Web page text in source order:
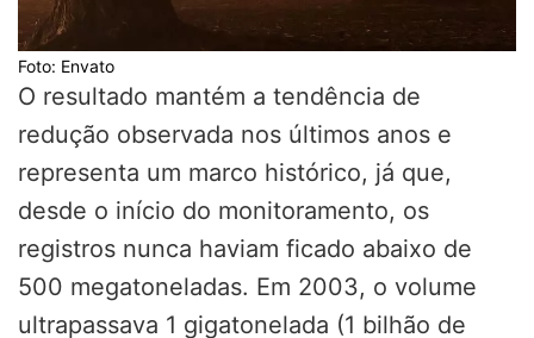
Foto: Envato
O resultado mantém a tendência de
redução observada nos últimos anos e
representa um marco histórico, já que,
desde o início do monitoramento, os
registros nunca haviam ficado abaixo de
500 megatoneladas. Em 2003, o volume
ultrapassava 1 gigatonelada (1 bilhão de